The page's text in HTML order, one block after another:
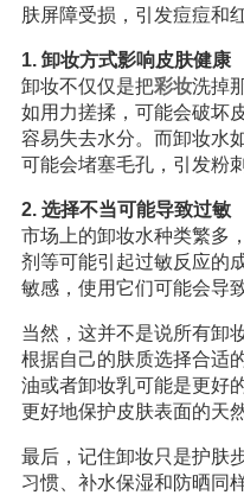
肤屏障受损，引发痘痘和
1. 卸妆方式影响皮肤健康
卸妆不仅仅是把彩妆洗掉
如用力搓揉，可能会破坏
容易失去水分。而卸妆水
可能会堵塞毛孔，引发粉
2. 选择不当可能导致过敏
市场上的卸妆水种类繁多
剂等可能引起过敏反应的
敏感，使用它们可能会导
当然，这并不是说所有卸
根据自己的肤质选择合适
油或者卸妆乳可能是更好
更好地保护皮肤表面的天
最后，记住卸妆只是护肤
习惯、补水保湿和防晒同